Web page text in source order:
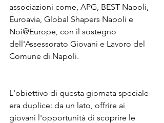
associazioni come, APG, BEST Napoli,
Euroavia, Global Shapers Napoli e
Noi@Europe, con il sostegno
dell'Assessorato Giovani e Lavoro del
Comune di Napoli.
L'obiettivo di questa giornata speciale
era duplice: da un lato, offrire ai
giovani l'opportunità di scoprire le